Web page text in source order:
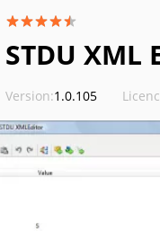
STDU XML
Version:1.0.105